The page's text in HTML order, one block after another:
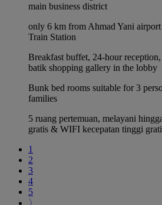
main business district
only 6 km from Ahmad Yani
Train Station
Breakfast buffet, 24-hour
batik shopping gallery in the lobby
Bunk bed rooms suitable for 3
families
5 ruang pertemuan, melayani
gratis & WIFI kecepatan tinggi
1
2
3
4
5